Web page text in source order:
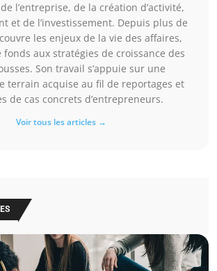
l’entreprise, de la création d’activité,
et de l’investissement. Depuis plus de
les enjeux de la vie des affaires,
fonds aux stratégies de croissance des
Son travail s’appuie sur une
terrain acquise au fil de reportages et
de cas concrets d’entrepreneurs.
Voir tous les articles →